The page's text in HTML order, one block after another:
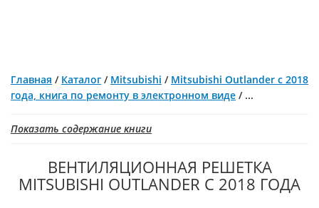
Главная / Каталог / Mitsubishi / Mitsubishi Outlander с 2018
года, книга по ремонту в электронном виде / ...
Показать содержание книги
ВЕНТИЛЯЦИОННАЯ РЕШЕТКА
MITSUBISHI OUTLANDER С 2018 ГОДА